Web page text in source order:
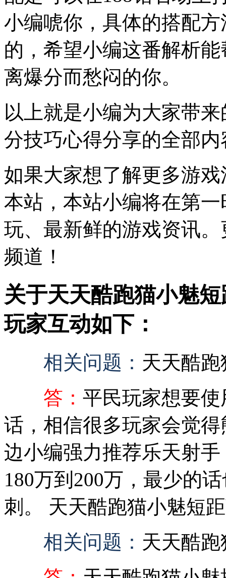
小编唬你，具体的搭配
的，希望小编这番解析
离爆分而愁闷的你。
以上就是小编为大家带
分技巧心得分享的全部
如果大家想了解更多游
本站，本站小编将在第
玩、最新鲜的游戏资讯
频道！
关于天天酷跑猫小魅
玩家互动如下：
相关问题： 天天酷
答： 平民玩家想要
话，相信很多玩家会觉
边小编强力推荐乐天射
180万到200万，最少的
刺。 天天酷跑猫小魅短
相关问题： 天天酷